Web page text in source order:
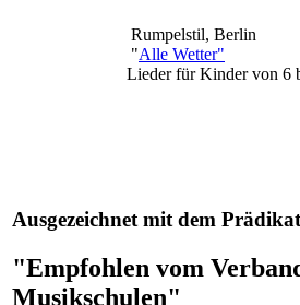
Rumpelstil, Berlin
"Alle Wetter"
Lieder für Kinder von 6
Ausgezeichnet mit dem Prädikat
"Empfohlen vom
Musikschulen"